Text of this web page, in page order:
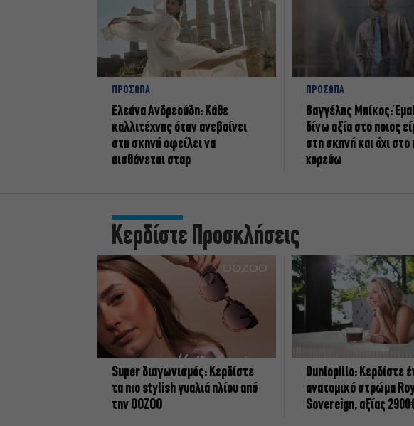
ΠΡΟΣΩΠΑ
Ελεάνα Ανδρεούδη: Κάθε
καλλιτέχνης όταν ανεβαίνει
στη σκηνή οφείλει να
αισθάνεται σταρ
ΠΡΟΣΩΠΑ
Βαγγέλης Μπίκος:
δίνω αξία στο ποιος
στη σκηνή και όχι
χορεύω
Κερδίστε Προσκλήσεις
Super διαγωνισμός: Κερδίστε
τα πιο stylish γυαλιά ηλίου από
την OOZOO
Dunlopillo: Κερδίστε
ανατομικό στρώμα
Sovereign, αξίας